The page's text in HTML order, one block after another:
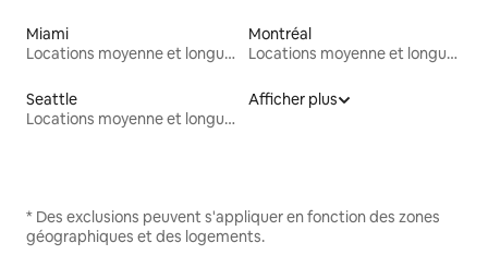
Miami
Locations moyenne et longue durée
Montréal
Locations moyenne et longue durée
Seattle
Locations moyenne et longue durée
Afficher plus
* Des exclusions peuvent s'appliquer en fonction des zones
géographiques et des logements.